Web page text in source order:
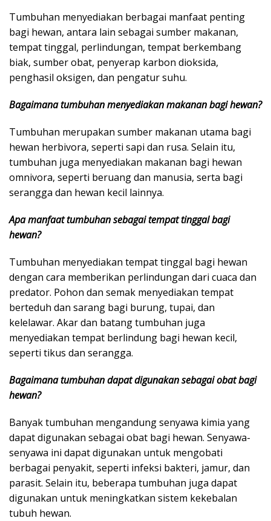
Tumbuhan menyediakan berbagai manfaat penting
bagi hewan, antara lain sebagai sumber makanan,
tempat tinggal, perlindungan, tempat berkembang
biak, sumber obat, penyerap karbon dioksida,
penghasil oksigen, dan pengatur suhu.
Bagaimana tumbuhan menyediakan makanan bagi hewan?
Tumbuhan merupakan sumber makanan utama bagi
hewan herbivora, seperti sapi dan rusa. Selain itu,
tumbuhan juga menyediakan makanan bagi hewan
omnivora, seperti beruang dan manusia, serta bagi
serangga dan hewan kecil lainnya.
Apa manfaat tumbuhan sebagai tempat tinggal bagi
hewan?
Tumbuhan menyediakan tempat tinggal bagi hewan
dengan cara memberikan perlindungan dari cuaca dan
predator. Pohon dan semak menyediakan tempat
berteduh dan sarang bagi burung, tupai, dan
kelelawar. Akar dan batang tumbuhan juga
menyediakan tempat berlindung bagi hewan kecil,
seperti tikus dan serangga.
Bagaimana tumbuhan dapat digunakan sebagai obat bagi
hewan?
Banyak tumbuhan mengandung senyawa kimia yang
dapat digunakan sebagai obat bagi hewan. Senyawa-
senyawa ini dapat digunakan untuk mengobati
berbagai penyakit, seperti infeksi bakteri, jamur, dan
parasit. Selain itu, beberapa tumbuhan juga dapat
digunakan untuk meningkatkan sistem kekebalan
tubuh hewan.